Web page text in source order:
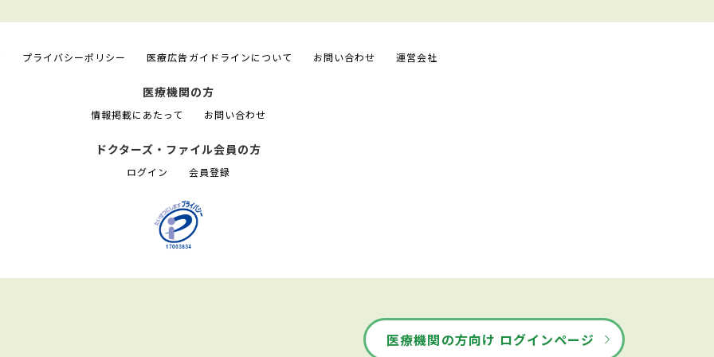
プライバシーポリシー 医療広告ガイドラインについて お問い合わせ 運営会社
医療機関の方
情報掲載にあたって お問い合わせ
ドクターズ・ファイル会員の方
ログイン 会員登録
医療機関の方向け ログインページ